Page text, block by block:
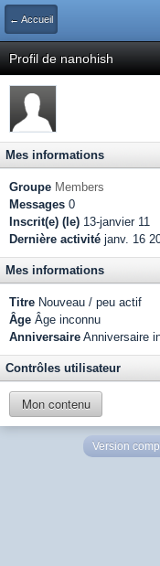
← Accueil
Profil de nanohish
Mes informations
Groupe Members
Messages 0
Inscrit(e) (le) 13-janvier 11
Dernière activité janv. 16
Mes informations
Titre Nouveau / peu actif
Âge Âge inconnu
Anniversaire Anniversaire
Contrôles utilisateur
Mon contenu
Version